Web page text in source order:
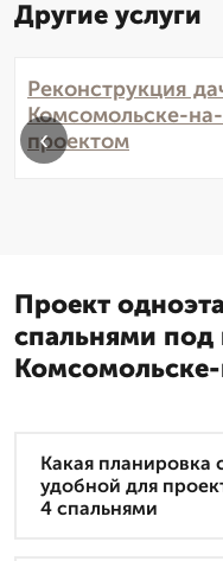
Другие услуги
Реконструкция
Комсомольске-
проектом
‹
Проект
спальнями
Какая планировка
удобной для
4 спальнями